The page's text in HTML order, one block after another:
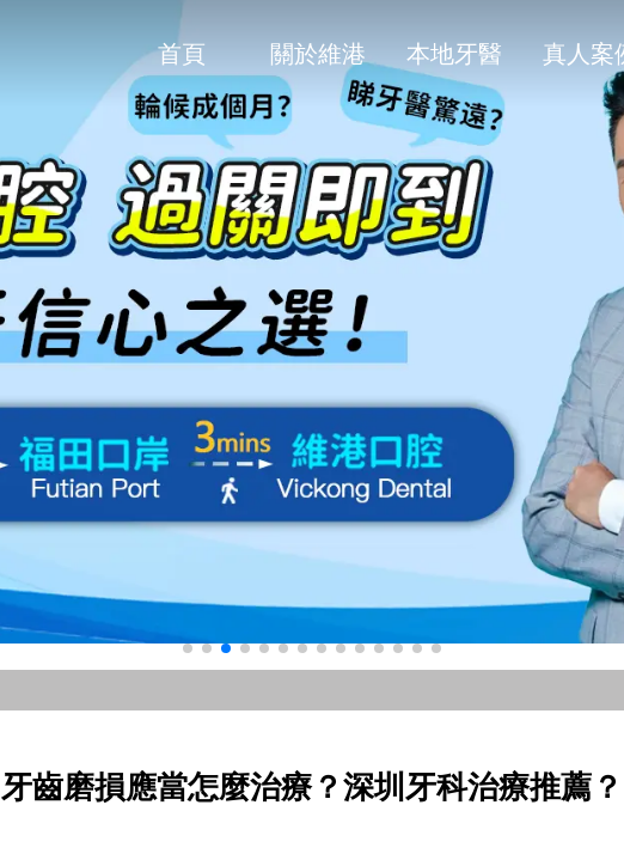
首頁 關於維港 本地牙醫 真人案
牙齒磨損應當怎麼治療？深圳牙科治療推薦？